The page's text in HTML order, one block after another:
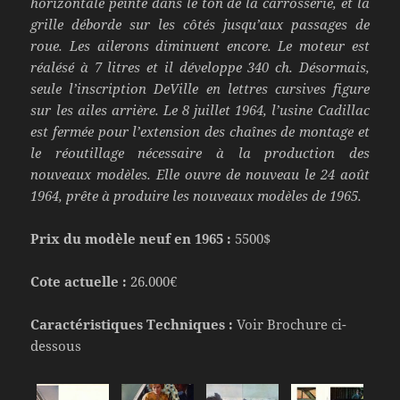
grille déborde sur les côtés jusqu’aux passages de
roue. Les ailerons diminuent encore. Le moteur est
réalésé à 7 litres et il développe 340 ch. Désormais,
seule l’inscription DeVille en lettres cursives figure
sur les ailes arrière. Le 8 juillet 1964, l’usine Cadillac
est fermée pour l’extension des chaînes de montage et
le réoutillage nécessaire à la production des
nouveaux modèles. Elle ouvre de nouveau le 24 août
1964, prête à produire les nouveaux modèles de 1965.
Prix du modèle neuf en 1965 : 5500$
Cote actuelle : 26.000€
Caractéristiques Techniques : Voir Brochure ci-
dessous